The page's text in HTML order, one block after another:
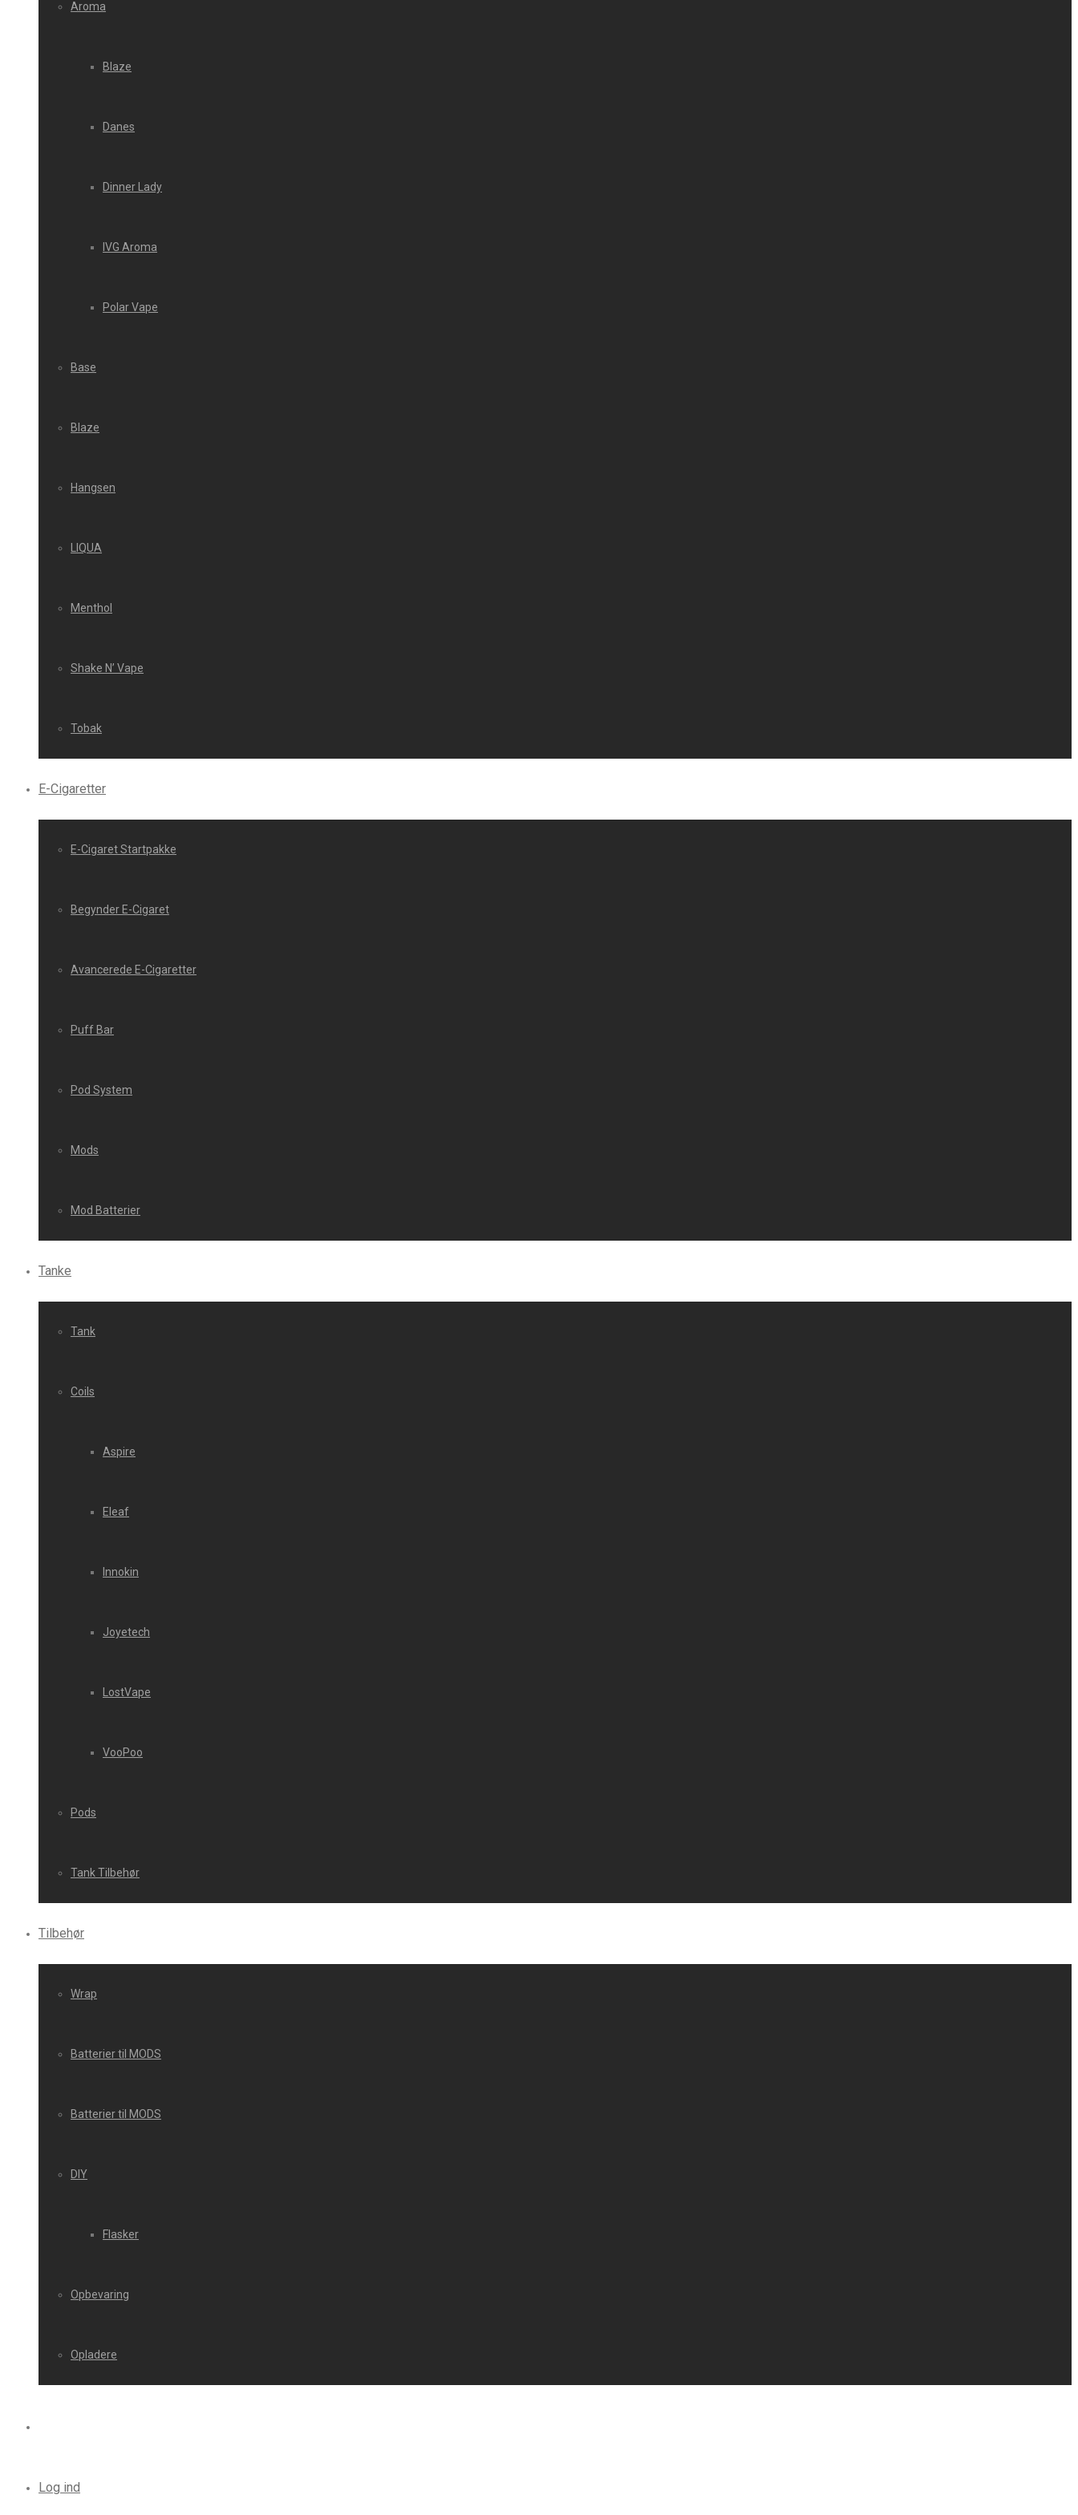
Aroma
Blaze
Danes
Dinner Lady
IVG Aroma
Polar Vape
Base
Blaze
Hangsen
LIQUA
Menthol
Shake N’ Vape
Tobak
E-Cigaretter
E-Cigaret Startpakke
Begynder E-Cigaret
Avancerede E-Cigaretter
Puff Bar
Pod System
Mods
Mod Batterier
Tanke
Tank
Coils
Aspire
Eleaf
Innokin
Joyetech
LostVape
VooPoo
Pods
Tank Tilbehør
Tilbehør
Wrap
Batterier til MODS
Batterier til MODS
DIY
Flasker
Opbevaring
Opladere
Log ind